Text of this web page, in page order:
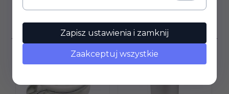
Klienci, którzy kupili ten
produkt wybrali również...
Zapisz ustawienia i zamknij
Zaakceptuj wszystkie